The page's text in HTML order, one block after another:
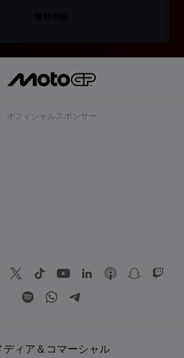
オフィシャルスポンサー
ディア＆コマーシャル